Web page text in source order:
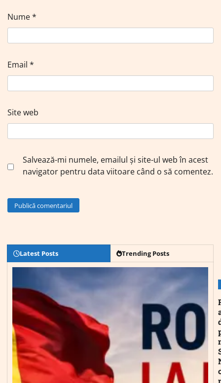
Nume*
Email *
Site web
Salvează-mi numele, emailul și site-ul web în acest
navigator pentru data viitoare când o să comentez.
Latest Posts Trending Posts